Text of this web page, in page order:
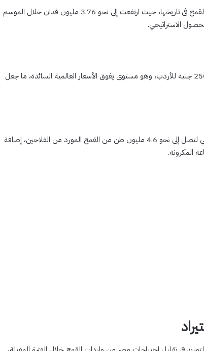
وأشارت المنصة إلى أن مصر حققت أكبر مساحة مزروعة بالقمح في تاريخها، حيث ارتفعت إلى نحو 3.76 مليون فدان خلال الموسم
الاستراتيجي.
وأضاف التقرير أن الحكومة رفعت سعر توريد القمح إلى 2500 جنيه للأردب، وهو مستوى يفوق الأسعار العالمية السائدة، ما جعل
وساهمت هذه السياسات في ارتفاع معدلات التوريد المحلي لتصل إلى نحو 4.6 مليون طن من القمح المورد من الفلاحين، إضافة